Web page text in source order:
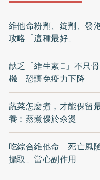
維他命粉劑、錠劑、發
攻略「這種最好」
缺乏「維生素D」不只
機」恐讓免疫力下降
蔬菜怎麼煮，才能保留
養：蒸煮優於汆燙
吃綜合維他命「死亡風
攝取」當心副作用